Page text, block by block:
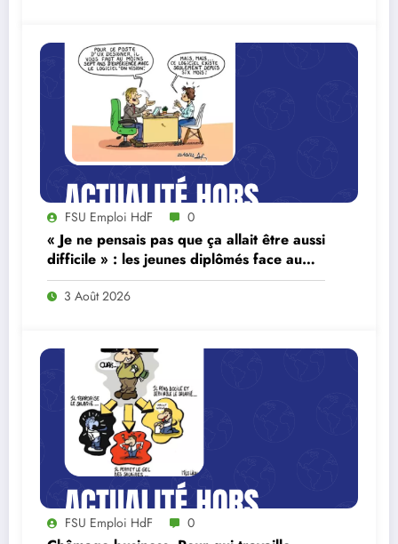
FSU Emploi HdF 0
« Je ne pensais pas que ça allait être aussi
difficile » : les jeunes diplômés face au
ralentissement du marché du travail
3 Août 2026
FSU Emploi HdF 0